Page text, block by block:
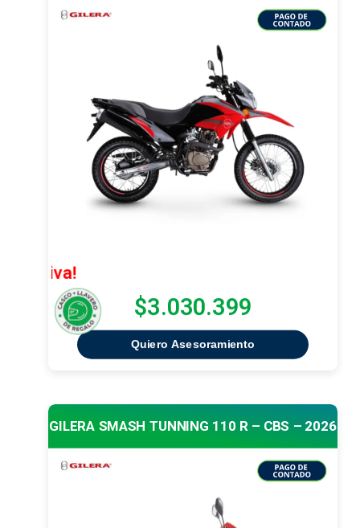
$3.030.399
Quiero Asesoramiento
GILERA SMASH TUNNING 110 R – CBS – 2026